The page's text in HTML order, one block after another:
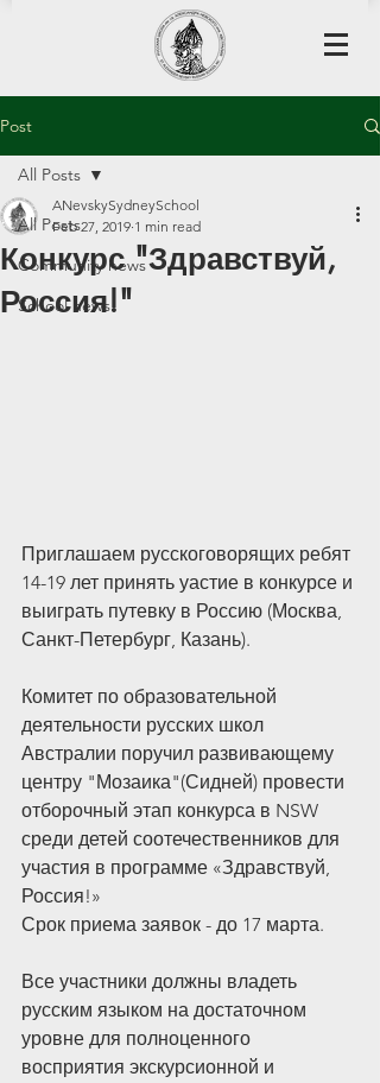
Post
All Posts
Community news
School news
All Posts
Конкурс "Здравствуй,
Россия!"
ANevskySydneySchool
Feb 27, 2019 1 min read
Приглашаем русскоговорящих ребят
14-19 лет принять уастие в конкурсе и
выиграть путевку в Россию (Москва,
Санкт-Петербург, Казань).
Комитет по образовательной
деятельности русских школ
Австралии поручил развивающему
центру "Мозаика"(Сидней) провести
отборочный этап конкурса в NSW
среди детей соотечественников для
участия в программе «Здравствуй,
Россия!»
Срок приема заявок - до 17 марта.
Все участники должны владеть
русским языком на достаточном
уровне для полноценного
восприятия экскурсионной и